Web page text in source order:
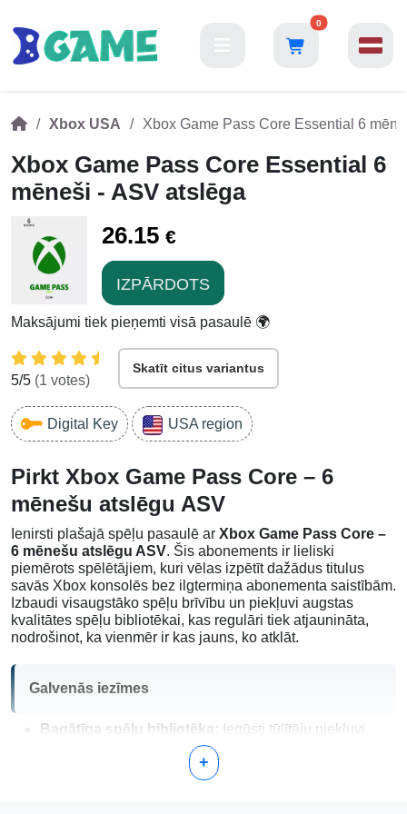
0
Xbox USA Xbox Game Pass Core Essential 6
Xbox Game Pass Core Essential 6
mēneši - ASV atslēga
26.15 €
IZPĀRDOTS
Maksājumi tiek pieņemti visā pasaulē 🌍
5/5 (1 votes)
Skatīt citus variantus
Digital Key USA region
Pirkt Xbox Game Pass Core – 6
mēnešu atslēgu ASV
Ienirsti plašajā spēļu pasaulē ar Xbox Game Pass Core –
6 mēnešu atslēgu ASV. Šis abonements ir lieliski
piemērots spēlētājiem, kuri vēlas izpētīt dažādus titulus
savās Xbox konsolēs bez ilgtermiņa abonementa saistībām.
Izbaudi visaugstāko spēļu brīvību un piekļuvi augstas
kvalitātes spēļu bibliotēkai, kas regulāri tiek atjaunināta,
nodrošinot, ka vienmēr ir kas jauns, ko atklāt.
Galvenās iezīmes
Bagātīga spēļu bibliotēka: Iegūsti tūlītēju piekļuvi
plašam Xbox spēļu klāstam, ko vari spēlēt jebkurā
laikā. Neatkarīgi no tā, vai tev patīk piedzīvojumi,
stratēģija vai multiplayer, ikvienam atradīsies kas
+